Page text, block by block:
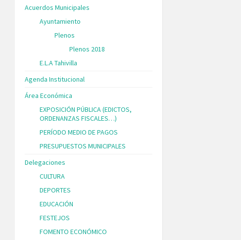
Acuerdos Municipales
Ayuntamiento
Plenos
Plenos 2018
E.L.A Tahivilla
Agenda Institucional
Área Económica
EXPOSICIÓN PÚBLICA (EDICTOS,
ORDENANZAS FISCALES…)
PERÍODO MEDIO DE PAGOS
PRESUPUESTOS MUNICIPALES
Delegaciones
CULTURA
DEPORTES
EDUCACIÓN
FESTEJOS
FOMENTO ECONÓMICO